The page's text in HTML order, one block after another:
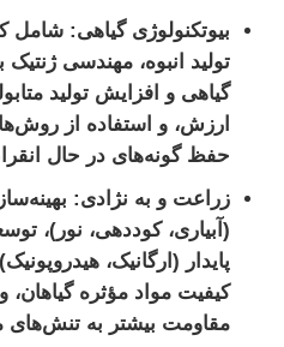
بیوتکنولوژی گیاهی: شامل
تولید انبوه، مهندسی
گیاهی و افزایش تولید
ارزش، و استفاده از
حفظ گونه‌های در حال
زراعت و به نژادی:
(آبیاری، کوددهی، نور)،
پایدار (ارگانیک،
کیفیت مواد مؤثره گیاهان،
مقاومت بیشتر به